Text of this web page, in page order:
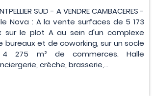
SUD - A VENDRE CAMBACERES -
Nova : A la vente surfaces de 5 173
sur le plot A au sein d'un complexe
bureaux et de coworking, sur un socle
275 m² de commerces. Halle
crèche, brasserie,...